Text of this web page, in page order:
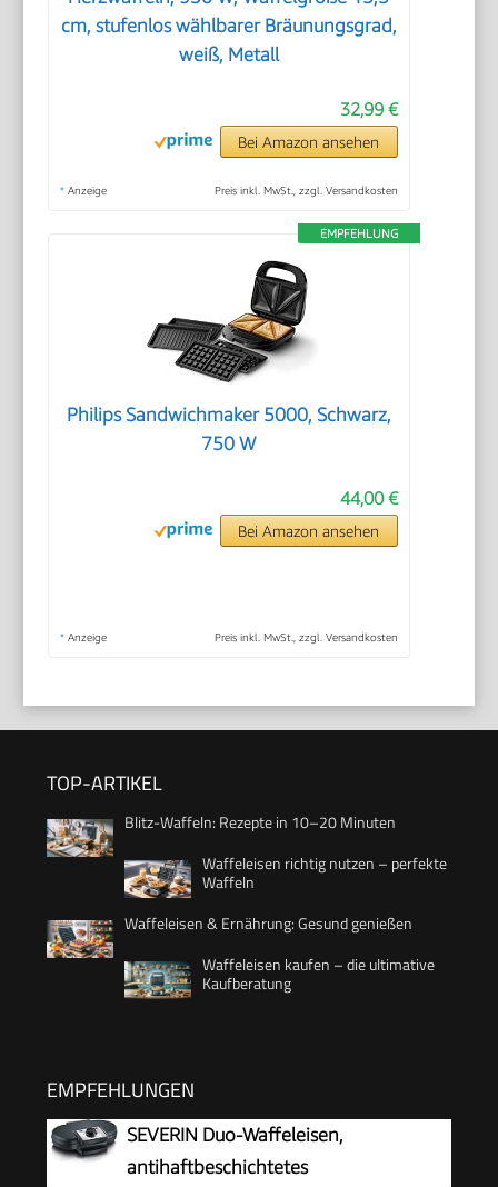
cm, stufenlos wählbarer Bräunungsgrad,
weiß, Metall
32,99 €
Bei Amazon ansehen
* Anzeige Preis inkl. MwSt., zzgl. Versandkosten
EMPFEHLUNG
Philips Sandwichmaker 5000, Schwarz,
750 W
44,00 €
Bei Amazon ansehen
* Anzeige Preis inkl. MwSt., zzgl. Versandkosten
TOP-ARTIKEL
Blitz-Waffeln: Rezepte in 10–20 Minuten
Waffeleisen richtig nutzen – perfekte
Waffeln
Waffeleisen & Ernährung: Gesund genießen
Waffeleisen kaufen – die ultimative
Kaufberatung
EMPFEHLUNGEN
SEVERIN Duo-Waffeleisen,
antihaftbeschichtetes